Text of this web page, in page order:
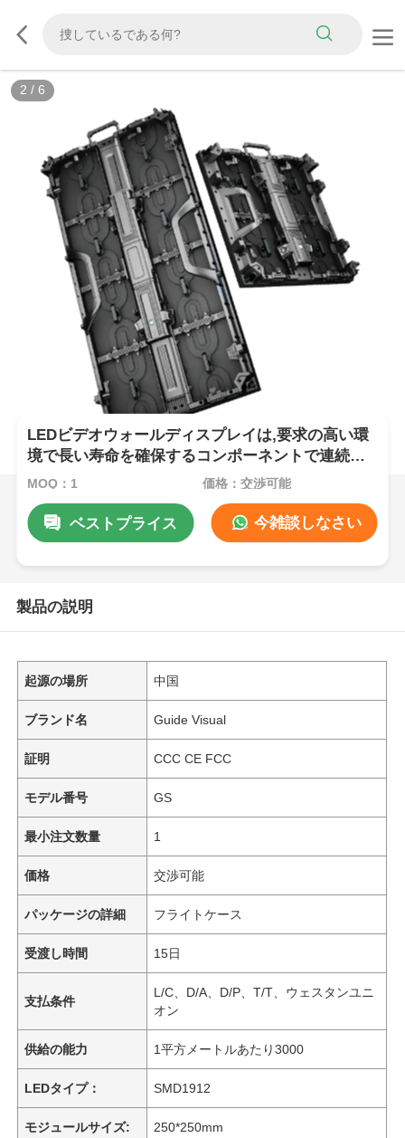
3 / 6
LEDビデオウォールディスプレイは,要求の高い環
境で長い寿命を確保するコンポーネントで連続動
作のために設計されています.
MOQ：1 価格：交渉可能
ベストプライス 今雑談しなさい
製品の説明
起源の場所 中国
ブランド名 Guide Visual
証明 CCC CE FCC
モデル番号 GS
最小注文数量 1
価格 交渉可能
パッケージの詳細 フライトケース
受渡し時間 15日
支払条件
L/C、D/A、D/P、T/T、ウェスタンユニ
オン
供給の能力 1平方メートルあたり3000
LEDタイプ： SMD1912
モジュールサイズ: 250*250mm